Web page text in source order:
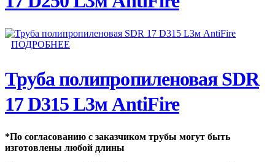
ПОДРОБНЕЕ
Труба полипропиленовая SDR
17 D315 L3м AntiFire
*По согласованию с заказчиком трубы могут быть
изготовлены любой длины